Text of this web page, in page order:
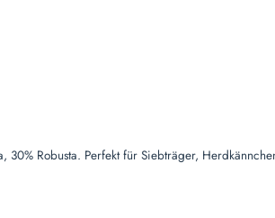
von 5 von 5 Sternen
30% Robusta. Perfekt für Siebträger,